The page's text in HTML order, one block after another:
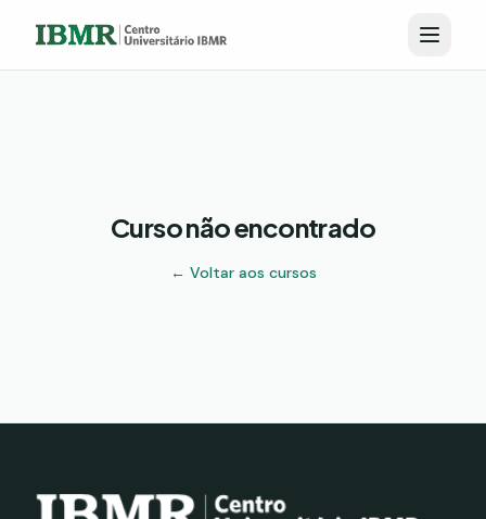
Curso não encontrado
← Voltar aos cursos